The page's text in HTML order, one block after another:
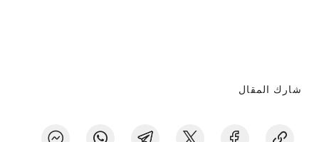
شارك المقال